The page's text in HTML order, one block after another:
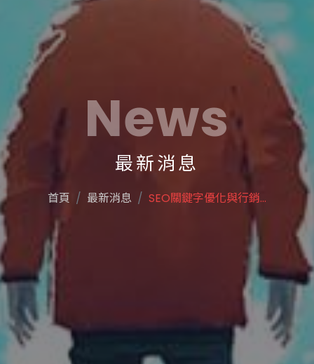
News
最新消息
首頁 最新消息 SEO關鍵字優化與行銷...